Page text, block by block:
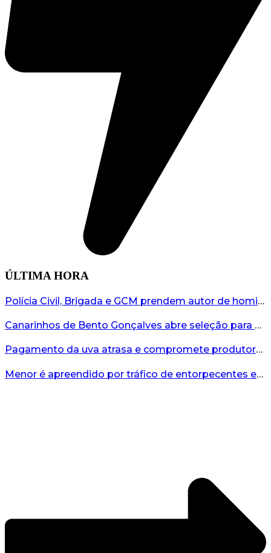
ÚLTIMA HORA
Polícia Civil, Brigada e GCM prendem autor de homicídio em Bento Gonçalves...
Canarinhos de Bento Gonçalves abre seleção para novos integrantes...
Pagamento da uva atrasa e compromete produtores...
Menor é apreendido por tráfico de entorpecentes em Veranópolis...